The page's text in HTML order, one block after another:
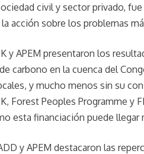
civil y sector privado,
acción sobre los problemas
y APEM presentaron los
carbono en la cuenca del
y mucho menos sin su
Forest Peoples Programme y
esta financiación puede
y APEM destacaron las